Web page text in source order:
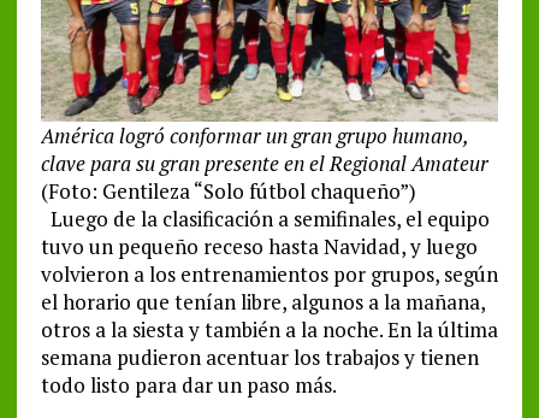
América logró conformar un gran grupo humano,
clave para su gran presente en el Regional Amateur
(Foto: Gentileza “Solo fútbol chaqueño”)
Luego de la clasificación a semifinales, el equipo
tuvo un pequeño receso hasta Navidad, y luego
volvieron a los entrenamientos por grupos, según
el horario que tenían libre, algunos a la mañana,
otros a la siesta y también a la noche. En la última
semana pudieron acentuar los trabajos y tienen
todo listo para dar un paso más.